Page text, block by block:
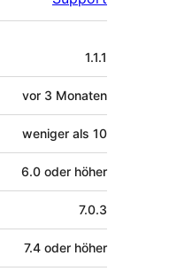
1.1.1
vor 3 Monaten
weniger als 10
6.0 oder höher
7.0.3
7.4 oder höher